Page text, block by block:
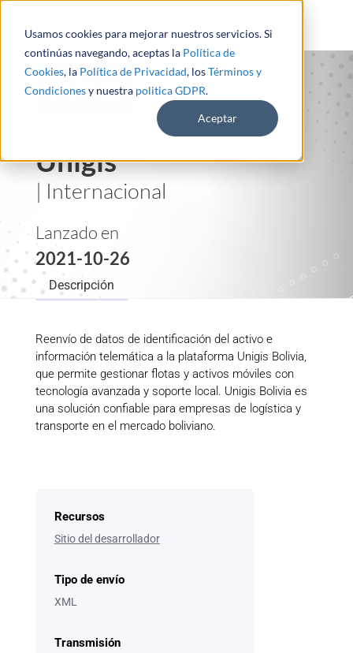
Usamos cookies para mejorar nuestros servicios. Si
continúas navegando, aceptas la Política de
Cookies, la Política de Privacidad, losTérminos y
Condicionesy nuestra politica GDPR.
Aceptar
Unigis
| Internacional
Lanzado en
2021-10-26
Descripción
Reenvío de datos de identificación del activo e
información telemática a la plataforma Unigis Bolivia,
que permite gestionar flotas y activos móviles con
tecnología avanzada y soporte local. Unigis Bolivia es
una solución confiable para empresas de logística y
transporte en el mercado boliviano.
Recursos
Sitio del desarrollador
Tipo de envío
XML
Transmisión